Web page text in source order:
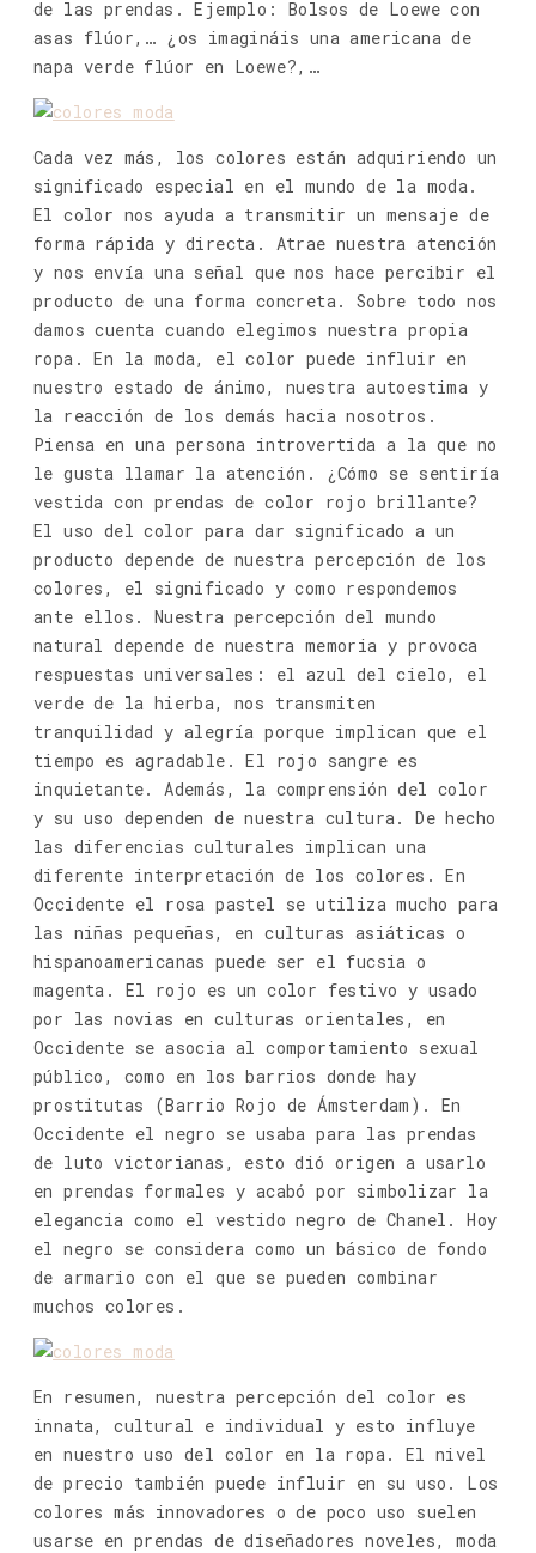
de las prendas. Ejemplo: Bolsos de Loewe con
asas flúor,… ¿os imagináis una americana de
napa verde flúor en Loewe?,…
Cada vez más, los colores están adquiriendo un
significado especial en el mundo de la moda.
El color nos ayuda a transmitir un mensaje de
forma rápida y directa. Atrae nuestra atención
y nos envía una señal que nos hace percibir el
producto de una forma concreta. Sobre todo nos
damos cuenta cuando elegimos nuestra propia
ropa. En la moda, el color puede influir en
nuestro estado de ánimo, nuestra autoestima y
la reacción de los demás hacia nosotros.
Piensa en una persona introvertida a la que no
le gusta llamar la atención. ¿Cómo se sentiría
vestida con prendas de color rojo brillante?
El uso del color para dar significado a un
producto depende de nuestra percepción de los
colores, el significado y como respondemos
ante ellos. Nuestra percepción del mundo
natural depende de nuestra memoria y provoca
respuestas universales: el azul del cielo, el
verde de la hierba, nos transmiten
tranquilidad y alegría porque implican que el
tiempo es agradable. El rojo sangre es
inquietante. Además, la comprensión del color
y su uso dependen de nuestra cultura. De hecho
las diferencias culturales implican una
diferente interpretación de los colores. En
Occidente el rosa pastel se utiliza mucho para
las niñas pequeñas, en culturas asiáticas o
hispanoamericanas puede ser el fucsia o
magenta. El rojo es un color festivo y usado
por las novias en culturas orientales, en
Occidente se asocia al comportamiento sexual
público, como en los barrios donde hay
prostitutas (Barrio Rojo de Ámsterdam). En
Occidente el negro se usaba para las prendas
de luto victorianas, esto dió origen a usarlo
en prendas formales y acabó por simbolizar la
elegancia como el vestido negro de Chanel. Hoy
el negro se considera como un básico de fondo
de armario con el que se pueden combinar
muchos colores.
En resumen, nuestra percepción del color es
innata, cultural e individual y esto influye
en nuestro uso del color en la ropa. El nivel
de precio también puede influir en su uso. Los
colores más innovadores o de poco uso suelen
usarse en prendas de diseñadores noveles, moda